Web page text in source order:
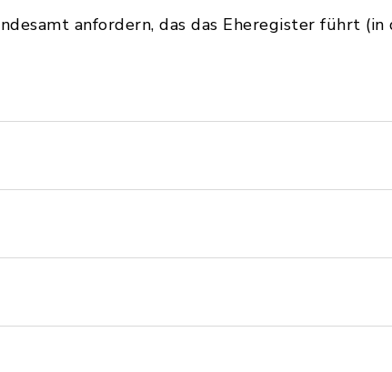
anfordern, das das Eheregister führt